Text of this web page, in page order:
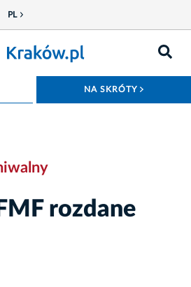
PL
NA SKRÓTY
rozdane